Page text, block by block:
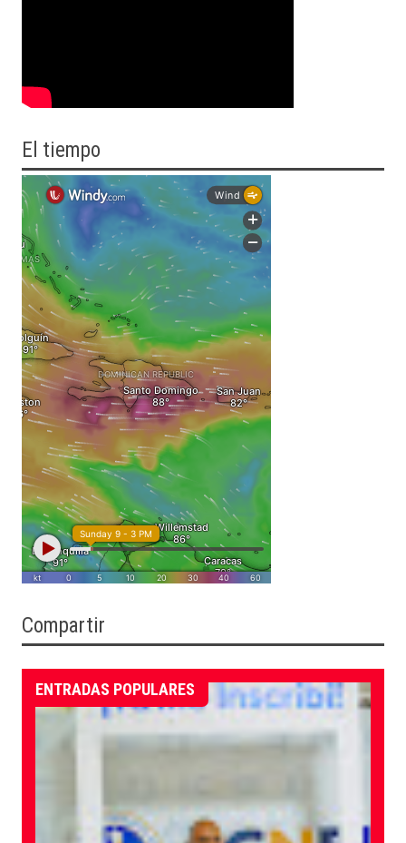
El tiempo
Compartir
ENTRADAS POPULARES